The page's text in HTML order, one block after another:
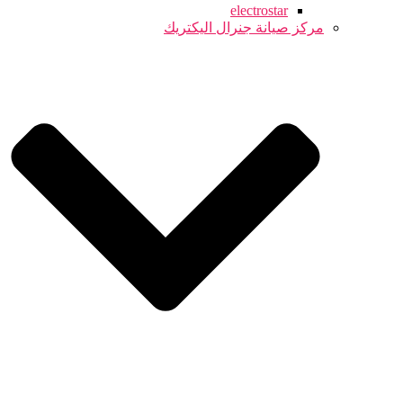
electrostar
مركز صيانة جنرال اليكتريك